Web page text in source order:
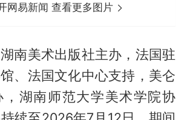
网易新闻 查看更多图片
南美术出版社主办，法国驻
、法国文化中心支持，美仑
，湖南师范大学美术学院协